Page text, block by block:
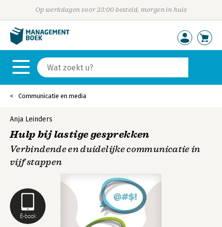
Op werkdagen voor 23:00 besteld, morgen in huis
Communicatie en media
E-book
Anja Leinders
Hulp bij lastige gesprekken
Verbindende en duidelijke communicatie in
vijf stappen